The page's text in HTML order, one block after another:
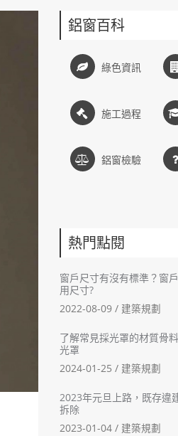
鋁窗百科
綠色資訊
施工過程
鋁窗檢驗
熱門點閱
窗戶尺寸有沒有標準？窗
用尺寸?
2022-08-09 / 建築規劃
了解常見採光罩的材質骨
光罩
2024-01-25 / 建築規劃
2023年元旦上路，既存違
拆除
2023-01-04 / 建築規劃